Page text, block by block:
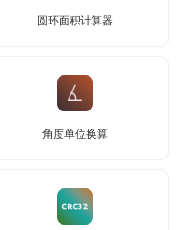
圆环面积计算器
角度单位换算